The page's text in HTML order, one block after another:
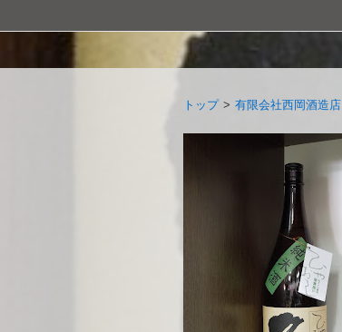
トップ > 有限会社西岡酒造店